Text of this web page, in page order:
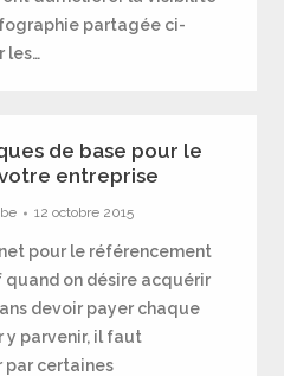
partagée ci-
les…
de base pour le
entreprise
12 octobre 2015
pour le référencement
on désire acquérir
devoir payer chaque
y parvenir, il faut
par certaines